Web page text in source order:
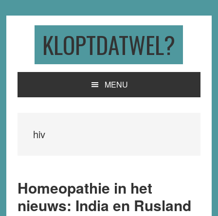
KLOPTDATWEL?
MENU
hiv
Homeopathie in het
nieuws: India en Rusland